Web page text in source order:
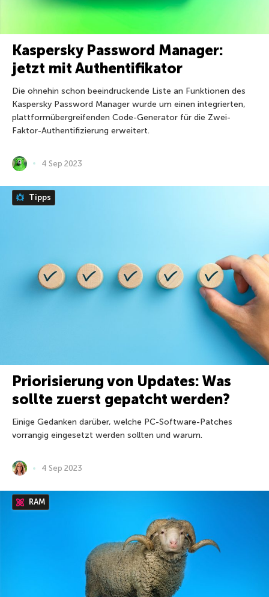
Kaspersky Password Manager:
jetzt mit Authentifikator
Die ohnehin schon beeindruckende Liste an Funktionen des
Kaspersky Password Manager wurde um einen integrierten,
plattformübergreifenden Code-Generator für die Zwei-
Faktor-Authentifizierung erweitert.
4 Sep 2023
Tipps
Priorisierung von Updates: Was
sollte zuerst gepatcht werden?
Einige Gedanken darüber, welche PC-Software-Patches
vorrangig eingesetzt werden sollten und warum.
4 Sep 2023
RAM